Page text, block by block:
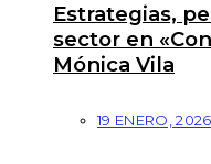
Estrategias,
sector en
Mónica Vila
19 ENERO, 2026